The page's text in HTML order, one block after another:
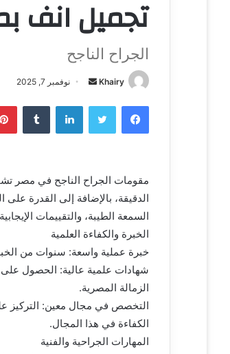
تجميل انف
الجراح الناجح
Khairy
أ
ل
ي
د
و
ن
ي
نوفمبر 7, 2025
فيسبوك تويتر لينكدإن ‏Tumblr
مقومات الجراح الناجح في مصر
الدقيقة، بالإضافة إلى القدرة
السمعة الطيبة، والتقييمات
الخبرة والكفاءة العلمية
خبرة عملية واسعة: سنوات من
شهادات علمية عالية: الحصول
الزمالة المصرية.
التخصص في مجال معين: التركيز
الكفاءة في هذا المجال.
المهارات الجراحية والفنية